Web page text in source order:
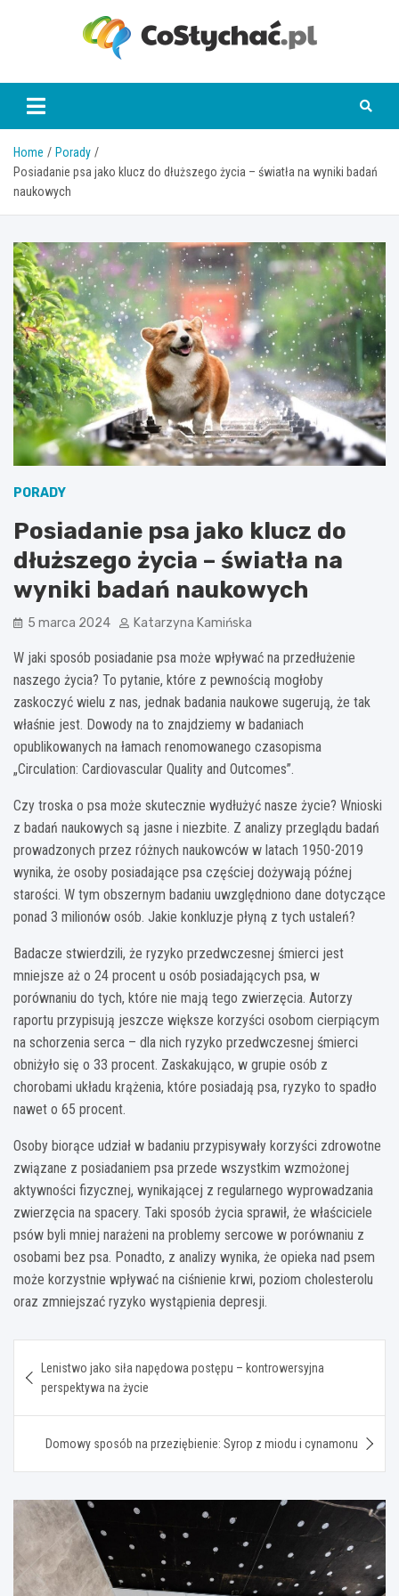
coslychac.pl
Home
Porady
Posiadanie psa jako klucz do dłuższego życia – światła na wyniki badań
naukowych
PORADY
Posiadanie psa jako klucz do
dłuższego życia – światła na
wyniki badań naukowych
5 marca 2024 Katarzyna Kamińska
W jaki sposób posiadanie psa może wpływać na przedłużenie
naszego życia? To pytanie, które z pewnością mogłoby
zaskoczyć wielu z nas, jednak badania naukowe sugerują, że tak
właśnie jest. Dowody na to znajdziemy w badaniach
opublikowanych na łamach renomowanego czasopisma
„Circulation: Cardiovascular Quality and Outcomes”.
Czy troska o psa może skutecznie wydłużyć nasze życie? Wnioski
z badań naukowych są jasne i niezbite. Z analizy przeglądu badań
prowadzonych przez różnych naukowców w latach 1950-2019
wynika, że osoby posiadające psa częściej dożywają późnej
starości. W tym obszernym badaniu uwzględniono dane dotyczące
ponad 3 milionów osób. Jakie konkluzje płyną z tych ustaleń?
Badacze stwierdzili, że ryzyko przedwczesnej śmierci jest
mniejsze aż o 24 procent u osób posiadających psa, w
porównaniu do tych, które nie mają tego zwierzęcia. Autorzy
raportu przypisują jeszcze większe korzyści osobom cierpiącym
na schorzenia serca – dla nich ryzyko przedwczesnej śmierci
obniżyło się o 33 procent. Zaskakująco, w grupie osób z
chorobami układu krążenia, które posiadają psa, ryzyko to spadło
nawet o 65 procent.
Osoby biorące udział w badaniu przypisywały korzyści zdrowotne
związane z posiadaniem psa przede wszystkim wzmożonej
aktywności fizycznej, wynikającej z regularnego wyprowadzania
zwierzęcia na spacery. Taki sposób życia sprawił, że właściciele
psów byli mniej narażeni na problemy sercowe w porównaniu z
osobami bez psa. Ponadto, z analizy wynika, że opieka nad psem
może korzystnie wpływać na ciśnienie krwi, poziom cholesterolu
oraz zmniejszać ryzyko wystąpienia depresji.
wpisu
Lenistwo jako siła napędowa postępu – kontrowersyjna
perspektywa na życie
Domowy sposób na przeziębienie: Syrop z miodu i cynamonu